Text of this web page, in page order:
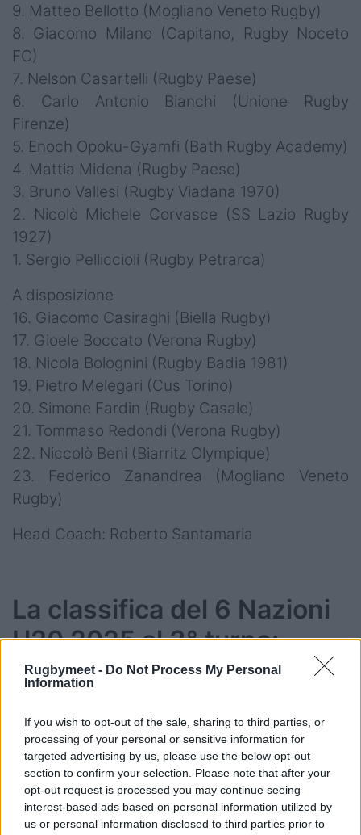
Rugbymeet - Do Not Process My Personal
Information
If you wish to opt-out of the sale, sharing to third parties, or
processing of your personal or sensitive information for
targeted advertising by us, please use the below opt-out
section to confirm your selection. Please note that after your
opt-out request is processed you may continue seeing
interest-based ads based on personal information utilized by
us or personal information disclosed to third parties prior to
9. Matteo Bellotto (Mogliano Veneto Rugby)
8. Giacomo Milano (Capitano, Rugby Noceto
FC)
7. Nelson Casartelli (Rugby Paese)
6. Carlo Antonio Bianchi (Unione Rugby
Firenze)
5. Enoch Opoku-Gyamfi (Bath Rugby Academy)
4. Mattia Midena (Rugby Paese)
3. Bruno Vallesi (Rugby Viadana 1970)
2. Nicolò Michele Corvasce (SS Lazio Rugby
1927)
1. Sergio Pelliccioli (Rugby Petrarca)
A disposizione
16. Giacomo Casiraghi (Biella Rugby)
17. Gioele Boccato (Verona Rugby)
18. Nicola Bolognini (Rugby Badia 1981)
19. Pietro Melegari (Cus Torino)
20. Simone Fardin (Rugby Casale)
21. Tommaso Redondi (Verona Rugby)
22. Niccolò Beni (Biarritz Olympique)
23. Federico Zanandrea (Mogliano Veneto
Rugby)
Head Coach: Roberto Santamaria
La classifica del 6 Nazioni
U20 2025 al 3° turno:
12 Inghilterra
8 Galles
5 Irlanda
5 Italia
0 Scozia